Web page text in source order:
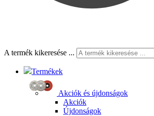
A termék kikeresése ...
Termékek
Akciók és újdonságok
Akciók
Újdonságok